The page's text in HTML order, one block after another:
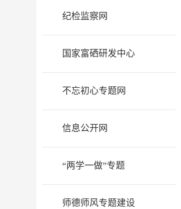
纪检监察网
国家富硒研发中心
不忘初心专题网
信息公开网
“两学一做”专题
师德师风专题建设